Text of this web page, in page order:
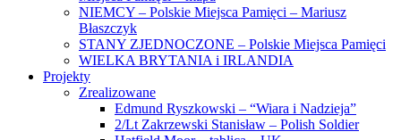
NIEMCY – Polskie Miejsca Pamięci – Mariusz
Błaszczyk
STANY ZJEDNOCZONE – Polskie Miejsca Pamięci
WIELKA BRYTANIA i IRLANDIA
Projekty
Zrealizowane
Edmund Ryszkowski – “Wiara i Nadzieja”
2/Lt Zakrzewski Stanisław – Polish Soldier